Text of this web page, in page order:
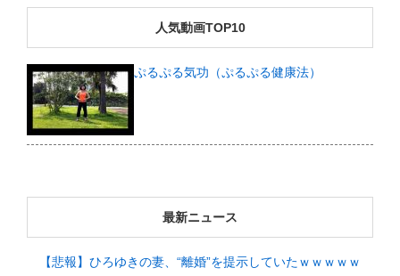
人気動画TOP10
ぷるぷる気功（ぷるぷる健康法）
最新ニュース
【悲報】ひろゆきの妻、“離婚”を提示していたｗｗｗｗｗ